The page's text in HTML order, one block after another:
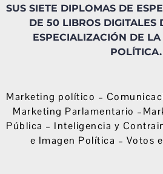
SUS SIETE DIPLOMAS DE
DE 50 LIBROS DIGITALES
ESPECIALIZACIÓN DE
POLÍTICA.
Marketing político –
Marketing Parlamentario
Pública – Inteligencia y
e Imagen Política – Votos